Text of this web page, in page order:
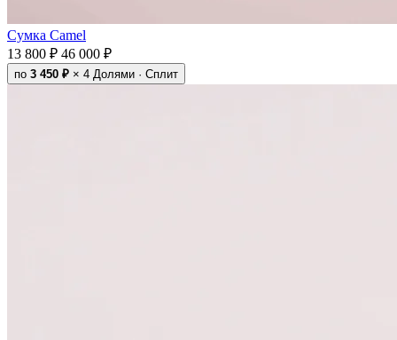
Сумка Camel
13 800 ₽ 46 000 ₽
по 3 450 ₽ × 4 Долями · Сплит